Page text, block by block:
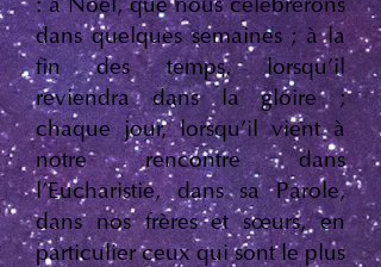
: à Noël, que nous célébrerons
dans quelques semaines ; à la
fin des temps, lorsqu'il
reviendra dans la gloire ;
chaque jour, lorsqu'il vient à
notre rencontre dans
l'Eucharistie, dans sa Parole,
dans nos frères et sœurs, en
particulier ceux qui sont le plus